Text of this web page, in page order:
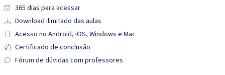
365 dias para acessar
Download ilimitado das aulas
Acesso no Android, iOS, Windows e Mac
Certificado de conclusão
Fórum de dúvidas com professores